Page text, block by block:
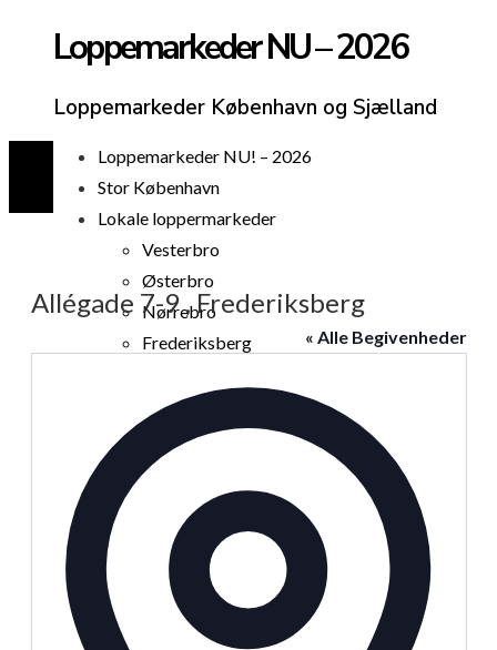
Loppemarkeder NU – 2026
Loppemarkeder København og Sjælland
Loppemarkeder NU! – 2026
Stor København
Lokale loppermarkeder
Vesterbro
Østerbro
Nørrebro
Frederiksberg
Københavns omegn
Sjælland
Loppemarked i dag
Julemarkeder 2026
Dit loppemarked
Allégade 7-9 , Frederiksberg
« Alle Begivenheder